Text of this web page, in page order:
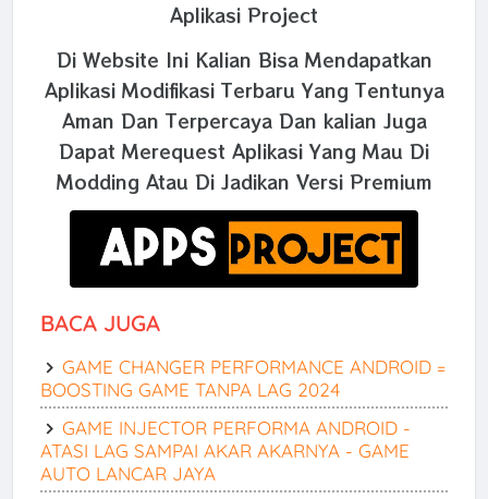
Aplikasi Project
Di Website Ini Kalian Bisa Mendapatkan
Aplikasi Modifikasi Terbaru Yang Tentunya
Aman Dan Terpercaya Dan kalian Juga
Dapat Merequest Aplikasi Yang Mau Di
Modding Atau Di Jadikan Versi Premium
BACA JUGA
GAME CHANGER PERFORMANCE ANDROID =
BOOSTING GAME TANPA LAG 2024
GAME INJECTOR PERFORMA ANDROID -
ATASI LAG SAMPAI AKAR AKARNYA - GAME
AUTO LANCAR JAYA